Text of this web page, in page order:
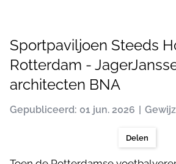
Sportpaviljoen Steeds
Rotterdam -
architecten BNA
Gepubliceerd: 01 jun. 2026
Delen